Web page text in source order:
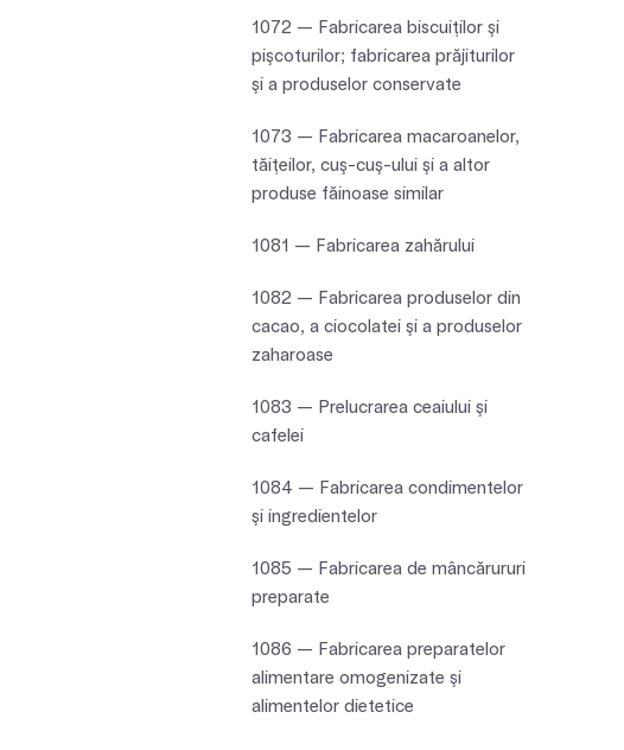
1072 — Fabricarea biscuiţilor şi
pişcoturilor; fabricarea prăjiturilor
şi a produselor conservate
1073 — Fabricarea macaroanelor,
tăiţeilor, cuş-cuş-ului şi a altor
produse făinoase similar
1081 — Fabricarea zahărului
1082 — Fabricarea produselor din
cacao, a ciocolatei şi a produselor
zaharoase
1083 — Prelucrarea ceaiului şi
cafelei
1084 — Fabricarea condimentelor
şi ingredientelor
1085 — Fabricarea de mâncărururi
preparate
1086 — Fabricarea preparatelor
alimentare omogenizate şi
alimentelor dietetice